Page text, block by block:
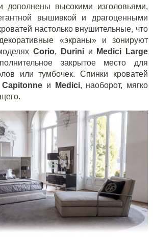
дополнены высокими изголовьями,
вышивкой и драгоценными
настолько внушительные, что
«экраны» и зонируют
Corio, Durini и
Medici Large
закрытое место для
или тумбочек. Спинки кроватей
и Medici, наоборот, мягко